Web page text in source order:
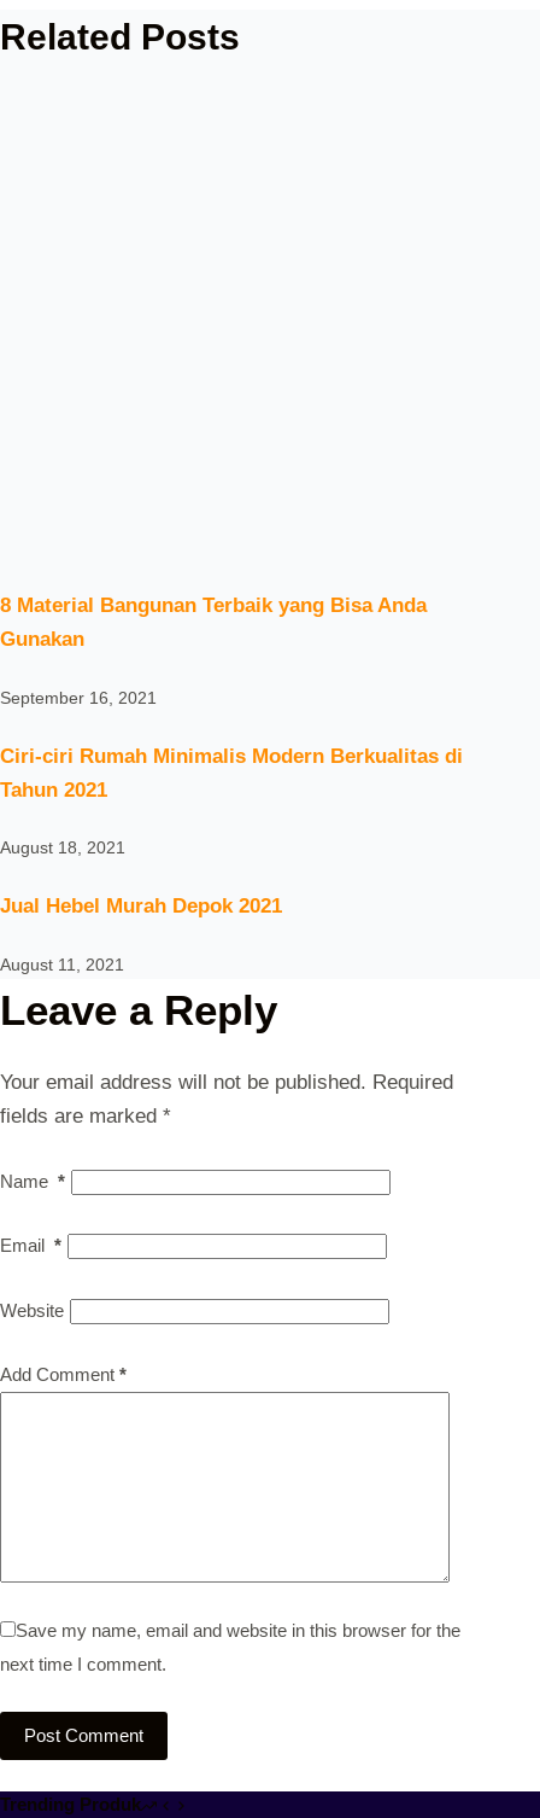
Related Posts
8 Material Bangunan Terbaik yang Bisa Anda
Gunakan
September 16, 2021
Ciri-ciri Rumah Minimalis Modern Berkualitas di
Tahun 2021
August 18, 2021
Jual Hebel Murah Depok 2021
August 11, 2021
Leave a Reply
Your email address will not be published. Required
fields are marked *
Name *
Email *
Website
Add Comment *
Save my name, email and website in this browser for the
next time I comment.
Post Comment
Trending Produk